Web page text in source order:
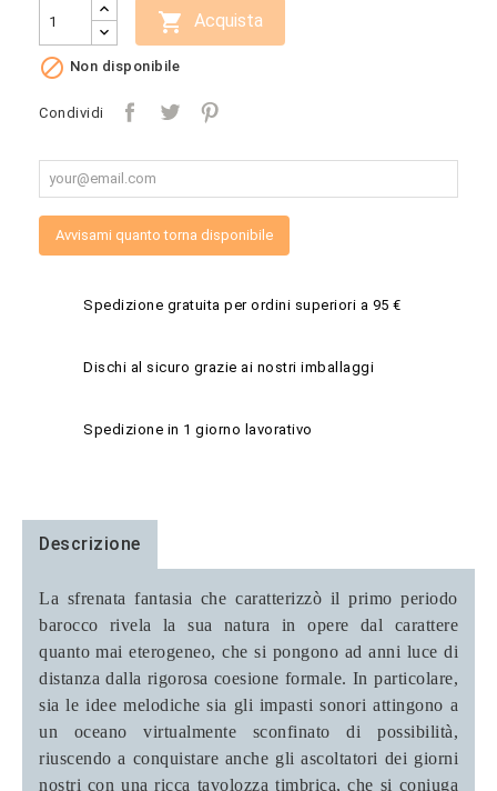
 Acquista
 Non disponibile
Condividi
Avvisami quanto torna disponibile
Spedizione gratuita per ordini superiori a 95 €
Dischi al sicuro grazie ai nostri imballaggi
Spedizione in 1 giorno lavorativo
Descrizione
La sfrenata fantasia che caratterizzò il primo periodo
barocco rivela la sua natura in opere dal carattere
quanto mai eterogeneo, che si pongono ad anni luce di
distanza dalla rigorosa coesione formale. In particolare,
sia le idee melodiche sia gli impasti sonori attingono a
un oceano virtualmente sconfinato di possibilità,
riuscendo a conquistare anche gli ascoltatori dei giorni
nostri con una ricca tavolozza timbrica, che si coniuga